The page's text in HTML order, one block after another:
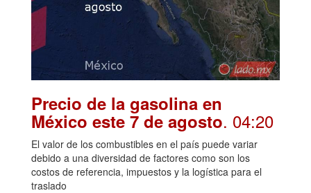
Precio de la gasolina en
México este 7 de agosto. 04:20
El valor de los combustibles en el país puede variar
debido a una diversidad de factores como son los
costos de referencia, impuestos y la logística para el
traslado